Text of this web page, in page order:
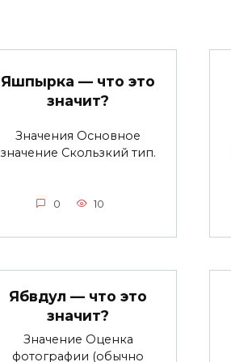
Яшпырка — что это
значит?
Значения Основное
значение Скользкий тип.
0 10
Ябвдул — что это
значит?
Значение Оценка
фотографии (обычно